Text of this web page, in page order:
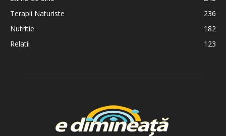
Terapii Naturiste
236
Nutritie
182
Relatii
123